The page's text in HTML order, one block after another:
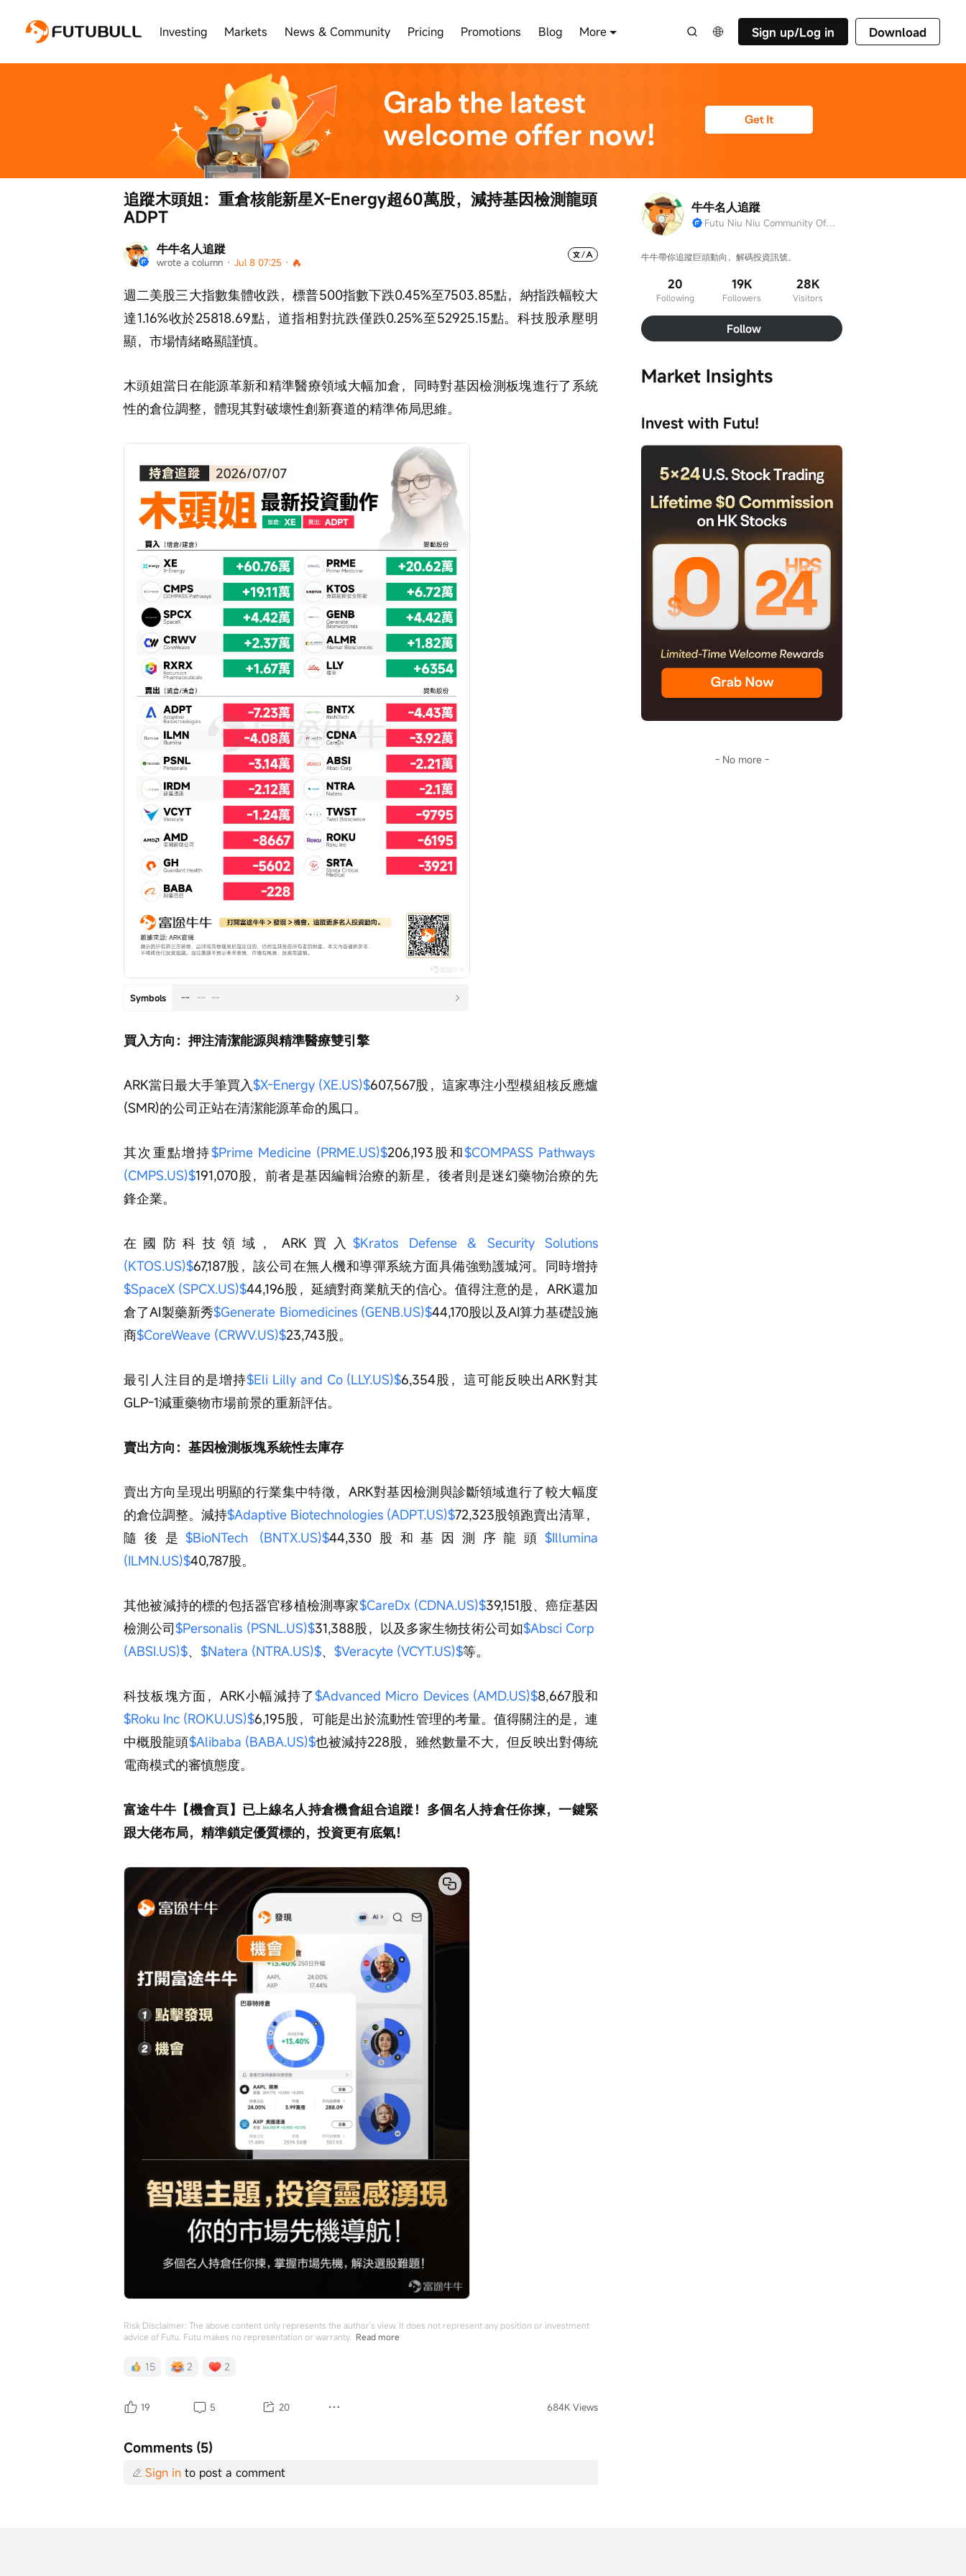
Investing Markets News & Community Pricing Promotions Blog More Sign up/Log in Download
牛牛名人追蹤
wrote a column · Jul 8 07:25 ·
追蹤木頭姐：重倉核能新星X-Energy超60萬股，減持基因檢測龍頭
ADPT
週二美股三大指數集體收跌，標普500指數下跌0.45%至7503.85點，納指跌幅較大
達1.16%收於25818.69點，道指相對抗跌僅跌0.25%至52925.15點。科技股承壓明
顯，市場情緒略顯謹慎。
木頭姐當日在能源革新和精準醫療領域大幅加倉，同時對基因檢測板塊進行了系統
性的倉位調整，體現其對破壞性創新賽道的精準佈局思維。
Symbols -- -- --
買入方向：押注清潔能源與精準醫療雙引擎
ARK當日最大手筆買入$X-Energy (XE.US)$607,567股，這家專注小型模組核反應爐
(SMR)的公司正站在清潔能源革命的風口。
其次重點增持$Prime Medicine (PRME.US)$206,193股和$COMPASS Pathways
(CMPS.US)$191,070股，前者是基因編輯治療的新星，後者則是迷幻藥物治療的先
鋒企業。
在國防科技領域，ARK買入$Kratos Defense & Security Solutions
(KTOS.US)$67,187股，該公司在無人機和導彈系統方面具備強勁護城河。同時增持
$SpaceX (SPCX.US)$44,196股，延續對商業航天的信心。值得注意的是，ARK還加
倉了AI製藥新秀$Generate Biomedicines (GENB.US)$44,170股以及AI算力基礎設施
商$CoreWeave (CRWV.US)$23,743股。
最引人注目的是增持$Eli Lilly and Co (LLY.US)$6,354股，這可能反映出ARK對其
GLP-1減重藥物市場前景的重新評估。
賣出方向：基因檢測板塊系統性去庫存
賣出方向呈現出明顯的行業集中特徵，ARK對基因檢測與診斷領域進行了較大幅度
的倉位調整。減持$Adaptive Biotechnologies (ADPT.US)$72,323股領跑賣出清單，
隨後是$BioNTech (BNTX.US)$44,330股和基因測序龍頭$Illumina
(ILMN.US)$40,787股。
其他被減持的標的包括器官移植檢測專家$CareDx (CDNA.US)$39,151股、癌症基因
檢測公司$Personalis (PSNL.US)$31,388股，以及多家生物技術公司如$Absci Corp
(ABSI.US)$、 $Natera (NTRA.US)$、 $Veracyte (VCYT.US)$等。
科技板塊方面，ARK小幅減持了$Advanced Micro Devices (AMD.US)$8,667股和
$Roku Inc (ROKU.US)$6,195股，可能是出於流動性管理的考量。值得關注的是，連
中概股龍頭$Alibaba (BABA.US)$也被減持228股，雖然數量不大，但反映出對傳統
電商模式的審慎態度。
富途牛牛【機會頁】已上線名人持倉機會組合追蹤！多個名人持倉任你揀，一鍵緊
跟大佬布局，精準鎖定優質標的，投資更有底氣！
Risk Disclaimer: The above content only represents the author's view. It does not represent any position or investment
advice of Futu. Futu makes no representation or warranty. Read more
15 2 2
19 5 20 684K Views
Comments (5)
Sign in to post a comment
牛牛名人追蹤
Futu Niu Niu Community Official Account
牛牛帶你追蹤巨頭動向，解碼投資訊號。
20
Following
19K
Followers
28K
Visitors
Follow
Market Insights
Invest with Futu!
- No more -